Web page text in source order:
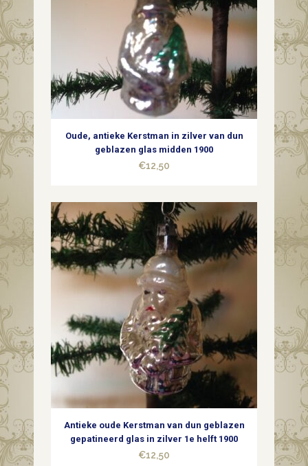
1900
quantity
Oude, antieke Kerstman in zilver van dun
geblazen glas midden 1900
€12,50
Antieke oude Kerstman van dun geblazen
gepatineerd glas in zilver 1e helft 1900
€12,50